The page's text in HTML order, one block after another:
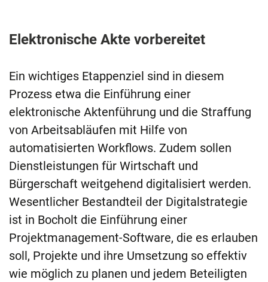
Elektronische Akte vorbereitet
Ein wichtiges Etappenziel sind in diesem
Prozess etwa die Einführung einer
elektronische Aktenführung und die Straffung
von Arbeitsabläufen mit Hilfe von
automatisierten Workflows. Zudem sollen
Dienstleistungen für Wirtschaft und
Bürgerschaft weitgehend digitalisiert werden.
Wesentlicher Bestandteil der Digitalstrategie
ist in Bocholt die Einführung einer
Projektmanagement-Software, die es erlauben
soll, Projekte und ihre Umsetzung so effektiv
wie möglich zu planen und jedem Beteiligten